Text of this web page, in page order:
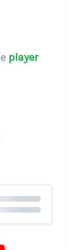
player